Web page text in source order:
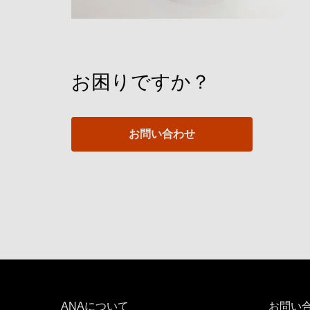
お困りですか？
お問い合わせ
ANAについて
お問い